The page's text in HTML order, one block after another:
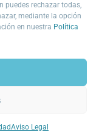
puedes rechazar todas,
mediante la opción
en nuestra Política
Aviso Legal
Contáctanos ·